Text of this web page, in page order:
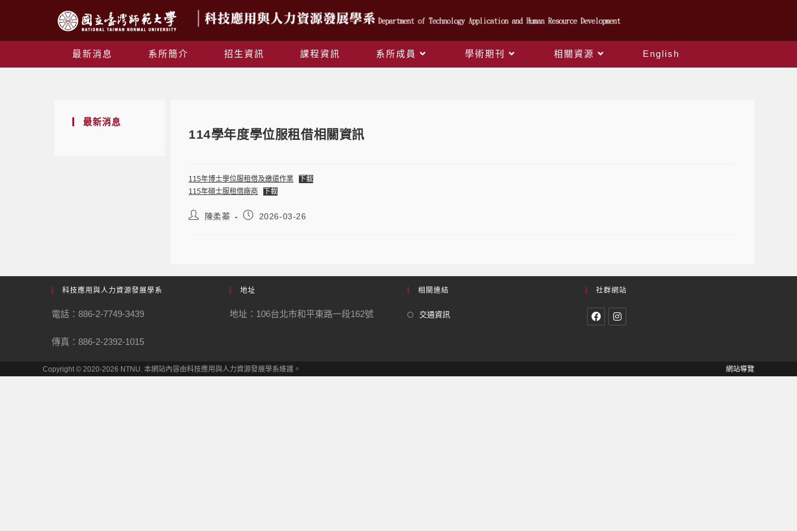
最新消息 系所簡介 招生資訊 課程資訊 系所成員 學術期刊 相關資源 English
最新消息
114學年度學位服租借相關資訊
115年博士學位服租借及繳還作業
下載
115年碩士服租借廠商
下載
陳柔蓁 2026-03-26
科技應用與人力資源發展學系
電話：886-2-7749-3439
傳真：886-2-2392-1015
地址
地址：106台北市和平東路一段162號
相關連結
交通資訊
社群網站
網站導覽
Copyright © 2020-2026 NTNU. 本網站內容由科技應用與人力資源發展學系維護。